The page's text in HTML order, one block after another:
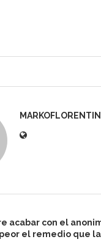
acabar con el
el remedio que